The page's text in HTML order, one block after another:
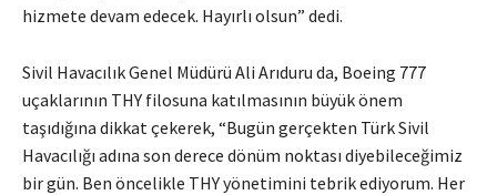
hizmete devam edecek. Hayırlı olsun” dedi.
Sivil Havacılık Genel Müdürü Ali Arıduru da, Boeing 777
uçaklarının THY filosuna katılmasının büyük önem
taşıdığına dikkat çekerek, “Bugün gerçekten Türk Sivil
Havacılığı adına son derece dönüm noktası diyebileceğimiz
bir gün. Ben öncelikle THY yönetimini tebrik ediyorum. Her